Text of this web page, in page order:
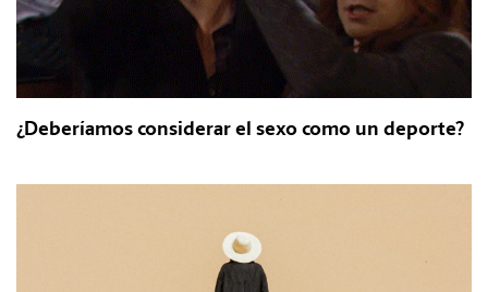
¿Deberíamos considerar el sexo como un deporte?